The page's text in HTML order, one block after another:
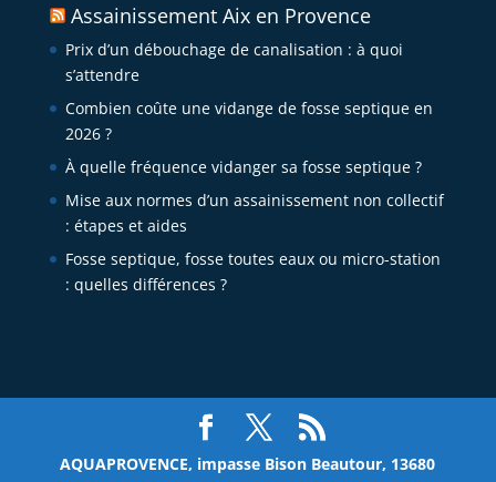
Assainissement Aix en Provence
Prix d’un débouchage de canalisation : à quoi
s’attendre
Combien coûte une vidange de fosse septique en
2026 ?
À quelle fréquence vidanger sa fosse septique ?
Mise aux normes d’un assainissement non collectif
: étapes et aides
Fosse septique, fosse toutes eaux ou micro-station
: quelles différences ?
AQUAPROVENCE, impasse Bison Beautour, 13680